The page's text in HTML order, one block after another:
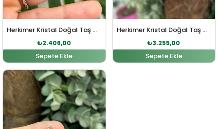
Herkimer Kristal Doğal Taş Gümüş Kolye Ucu
₺2.406,00
Sepete Ekle
Herkimer Kristal Doğal Taş Gümüş Kolye Ucu
₺3.255,00
Sepete Ekle
Orijinal fiyat: ₺2.646,00.
Şu andaki fiyat: ₺2.406,00.